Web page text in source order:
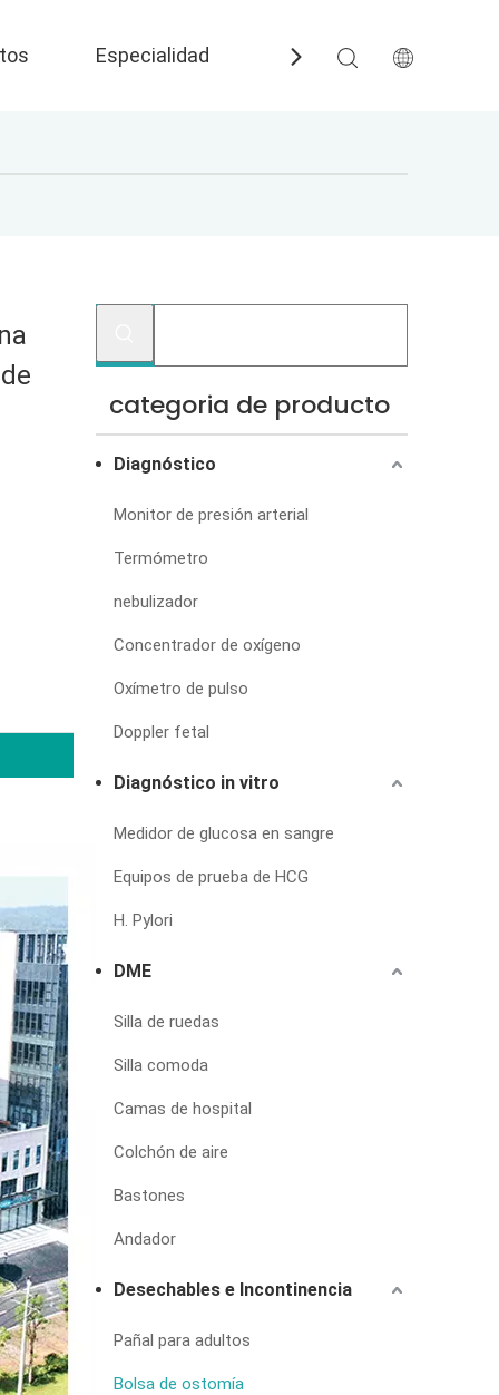
Especialidad Preguntas más
categoria de producto
Diagnóstico
Monitor de presión arterial
Termómetro
nebulizador
Concentrador de oxígeno
Oxímetro de pulso
Doppler fetal
Diagnóstico in vitro
Medidor de glucosa en sangre
Equipos de prueba de HCG
H. Pylori
DME
Silla de ruedas
Silla comoda
Camas de hospital
Colchón de aire
Bastones
Andador
Desechables e Incontinencia
Pañal para adultos
Bolsa de ostomía